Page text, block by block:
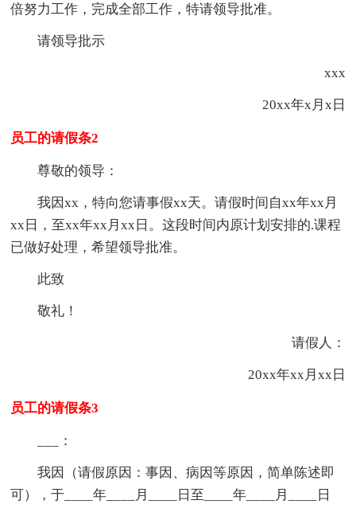
倍努力工作，完成全部工作，特请领导批准。
请领导批示
xxx
20xx年x月x日
员工的请假条2
尊敬的领导：
我因xx，特向您请事假xx天。请假时间自xx年xx月
xx日，至xx年xx月xx日。这段时间内原计划安排的.课程
已做好处理，希望领导批准。
此致
敬礼！
请假人：
20xx年xx月xx日
员工的请假条3
___：
我因（请假原因：事因、病因等原因，简单陈述即
可），于____年____月____日至____年____月____日